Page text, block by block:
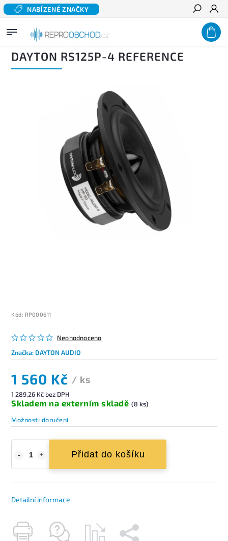
NABÍZENÉ ZNAČKY
Hledat
Domů/ Domácí audio/Komponentní reproduktory hi-fi
Basové a středobasové
reproduktory/DAYTON RS125P-4 REFERENCE
DAYTON RS125P-4 REFERENCE
Kód: RP000611
Neohodnoceno
Značka: DAYTON AUDIO
1 560 Kč / ks
1 289,26 Kč bez DPH
Skladem na externím skladě (8 ks)
Možnosti doručení
Přidat do košíku
Detailní informace